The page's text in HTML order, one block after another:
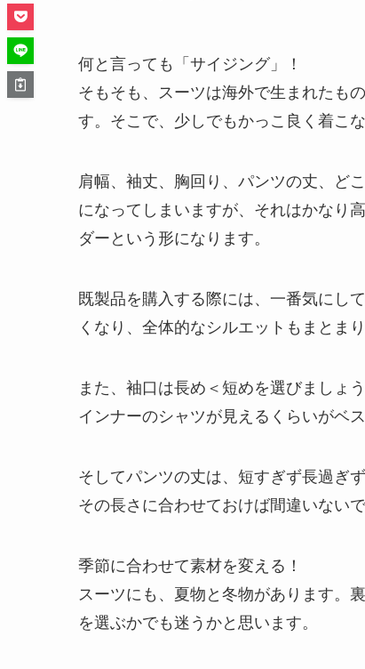
何と言っても「サイジング」！
そもそも、スーツは海外で生まれたも
す。そこで、少しでもかっこ良く着こ
肩幅、袖丈、胸回り、パンツの丈、ど
になってしまいますが、それはかなり
ダーという形になります。
既製品を購入する際には、一番気にし
くなり、全体的なシルエットもまとまり
また、袖口は長め＜短めを選びまし
インナーのシャツが見えるくらいがベス
そしてパンツの丈は、短すぎず長過ぎ
その長さに合わせておけば間違いないで
季節に合わせて素材を変える！
スーツにも、夏物と冬物があります。
を選ぶかでも迷うかと思います。